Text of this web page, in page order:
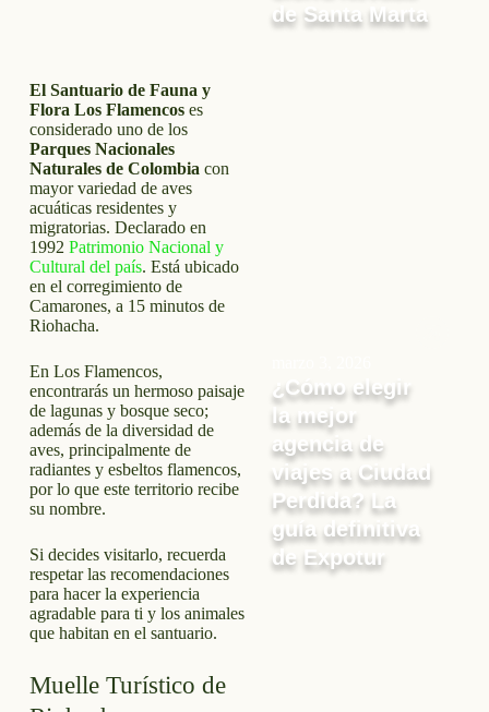
El Santuario de Fauna y
Flora Los Flamencoses
considerado uno de los
Parques Nacionales
Naturales de Colombia con
mayor variedad de aves
acuáticas residentes y
migratorias. Declarado en
1992 Patrimonio Nacional y
Cultural del país. Está ubicado
en el corregimiento de
Camarones, a 15 minutos de
Riohacha.
En Los Flamencos,
encontrarás un hermoso paisaje
de lagunas y bosque seco;
además de la diversidad de
aves, principalmente de
radiantes y esbeltos flamencos,
por lo que este territorio recibe
su nombre.
Si decides visitarlo, recuerda
respetar las recomendaciones
para hacer la experiencia
agradable para ti y los animales
que habitan en el santuario.
Muelle Turístico de
de Santa Marta
¿Cómo elegir
la mejor
agencia de
viajes a Ciudad
Perdida? La
guía definitiva
de Expotur